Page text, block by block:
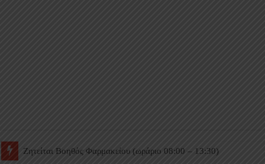
Ζητείται Βοηθός Θαλάμου